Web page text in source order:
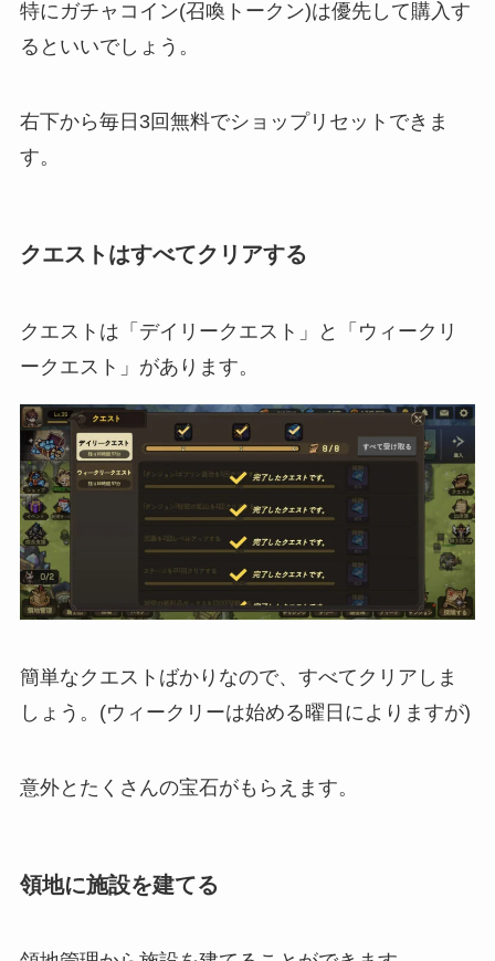
特にガチャコイン(召喚トークン)は優先して購入す
るといいでしょう。
右下から毎日3回無料でショップリセットできま
す。
クエストはすべてクリアする
クエストは「デイリークエスト」と「ウィークリ
ークエスト」があります。
簡単なクエストばかりなので、すべてクリアしま
しょう。(ウィークリーは始める曜日によりますが)
意外とたくさんの宝石がもらえます。
領地に施設を建てる